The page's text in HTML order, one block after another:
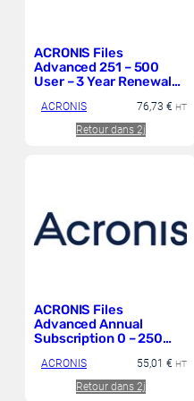
ACRONIS Files
Advanced 251 – 500
User – 3 Year Renewal
maximum allowed End
Users level 1
ACRONIS 76,73 € HT
Retour dans 2j
ACRONIS Files
Advanced Annual
Subscription 0 – 250
250 maximum allowed
End Users level 1
ACRONIS 55,01 € HT
Retour dans 2j